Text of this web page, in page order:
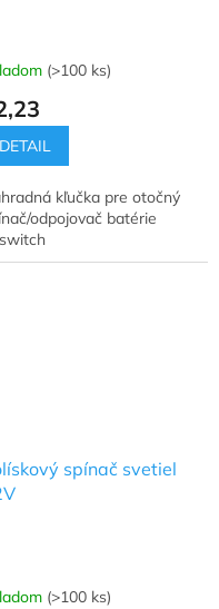
(>100 ks)
DETAIL
kľučka pre otočný
odpojovač batérie
spínač svetiel
(>100 ks)